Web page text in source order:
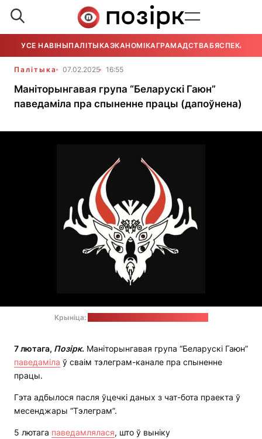
УСЕ НАВІНЫПАЛІТЫКАЭКАНОМІКАГРАМАДСТВАБЯСПЕКА
Палітыка 07.02.2025 16:55
Маніторынгавая група “Беларускі Гаюн”
паведаміла пра спыненне працы (дапоўнена)
Крыніца:
7 лютага, Позірк. Маніторынгавая група “Беларускі Гаюн”
паведаміла ў сваім тэлеграм-канале пра спыненне
працы.
Гэта адбылося пасля ўцечкі даных з чат-бота праекта ў
месенджары “Тэлеграм”.
5 лютага паведамлялася, што ў выніку